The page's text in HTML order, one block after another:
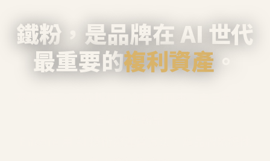
鐵粉，是品牌在 AI 世代
最重要的複利資產 。